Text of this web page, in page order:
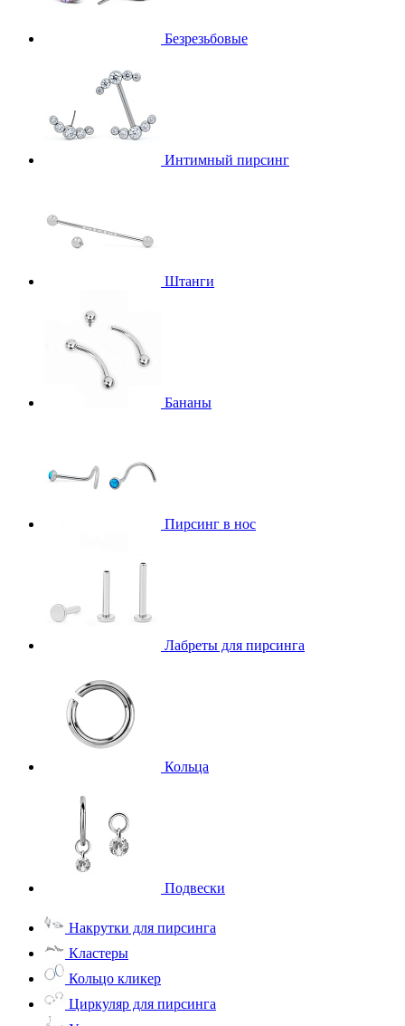
Безрезьбовые
Интимный пирсинг
Штанги
Бананы
Пирсинг в нос
Лабреты для пирсинга
Кольца
Подвески
Накрутки для пирсинга
Кластеры
Кольцо кликер
Циркуляр для пирсинга